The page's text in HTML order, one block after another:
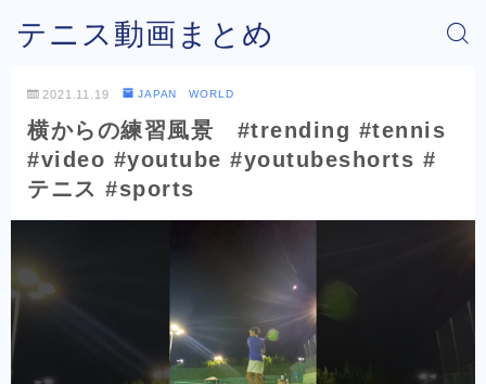
テニス動画まとめ
2021.11.19 JAPAN WORLD
横からの練習風景 #trending #tennis
#video #youtube #youtubeshorts #
テニス #sports